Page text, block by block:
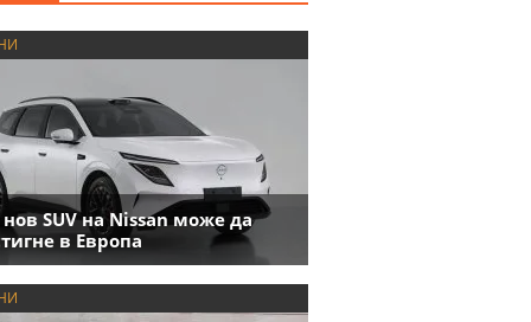
SUV на Nissan може да
в Европа